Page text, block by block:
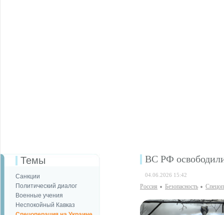
Темы
Санкции
Политический диалог
Военные учения
Неспокойный Кавказ
ВС РФ
04.06.2026 15:42
Россия Безопаcность